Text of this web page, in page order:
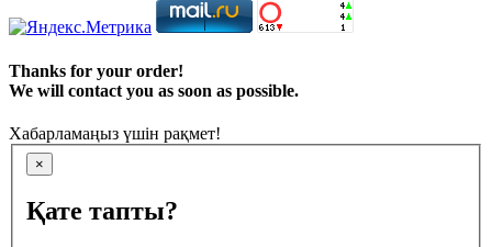
Thanks for your order!
We will contact you as soon as possible.
Хабарламаңыз үшін рақмет!
×
Қате тапты?